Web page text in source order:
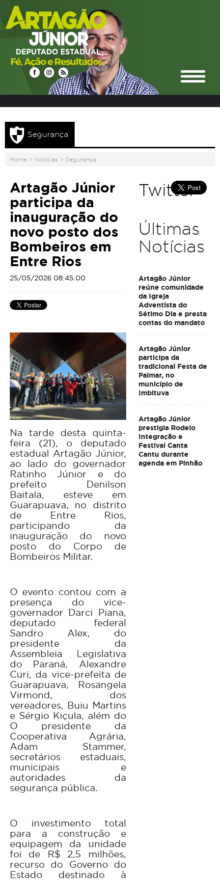
Segurança
Home > Notícias > Segurança
Artagão Júnior
participa da
inauguração do
novo posto dos
Bombeiros em
Entre Rios
25/05/2026 08:45:00
Na tarde desta quinta-
feira (21), o deputado
estadual Artagão Júnior,
ao lado do governador
Ratinho Júnior e do
prefeito Denilson
Baitala, esteve em
Guarapuava, no distrito
de Entre Rios,
participando da
inauguração do novo
posto do Corpo de
Bombeiros Militar.
O evento contou com a
presença do vice-
governador Darci Piana,
deputado federal
Sandro Alex, do
presidente da
Assembleia Legislativa
do Paraná, Alexandre
Curi, da vice-prefeita de
Guarapuava, Rosangela
Virmond, dos
vereadores, Buiu Martins
e Sérgio Kiçula, além do
O presidente da
Cooperativa Agrária,
Adam Stammer,
secretários estaduais,
municipais e
autoridades da
segurança pública.
O investimento total
para a construção e
equipagem da unidade
foi de R$ 2,5 milhões,
recurso do Governo do
Estado destinado à
Twitter
Últimas
Notícias
Artagão Júnior
reúne comunidade
da Igreja
Adventista do
Sétimo Dia e presta
contas do mandato
Artagão Júnior
participa da
tradicional Festa de
Palmar, no
município de
Imbituva
Artagão Júnior
prestigia Rodeio
Integração e
Festival Canta
Cantu durante
agenda em Pinhão